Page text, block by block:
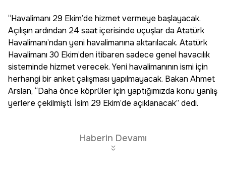
“Havalimanı 29 Ekim’de hizmet vermeye başlayacak.
Açılışın ardından 24 saat içerisinde uçuşlar da Atatürk
Havalimanı’ndan yeni havalimanına aktarılacak. Atatürk
Havalimanı 30 Ekim’den itibaren sadece genel havacılık
sisteminde hizmet verecek. Yeni havalimanının ismi için
herhangi bir anket çalışması yapılmayacak. Bakan Ahmet
Arslan, “Daha önce köprüler için yaptığımızda konu yanlış
yerlere çekilmişti. İsim 29 Ekim’de açıklanacak” dedi.
Haberin Devamı